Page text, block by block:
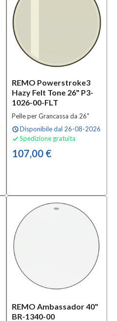
REMO Powerstroke3
Hazy Felt Tone 26" P3-
1026-00-FLT
Pelle per Grancassa da 26"
scheduleDisponibile dal 26-08-2026
 Spedizione gratuita
107,00 €
REMO Ambassador 40"
BR-1340-00